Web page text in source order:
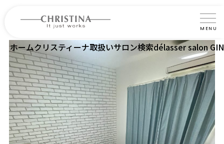
MENU
クリスティーナについて
製品について
製品の使い方
サロントリートメント
サロン検索
ホームクリスティーナ取扱いサロン検索délasser salon